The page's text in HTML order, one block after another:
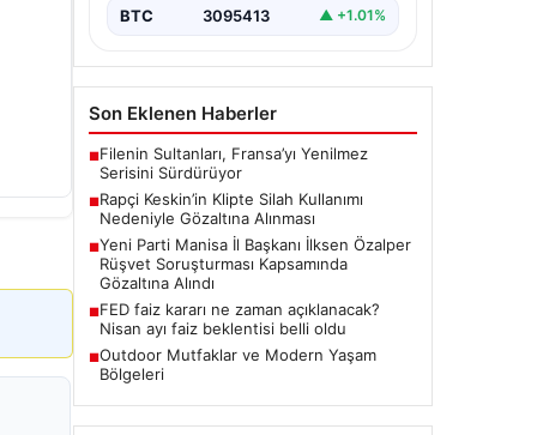
BTC 3095413 ▲ +1.01%
Son Eklenen Haberler
■Filenin Sultanları, Fransa’yı Yenilmez
Serisini Sürdürüyor
■Rapçi Keskin’in Klipte Silah Kullanımı
Nedeniyle Gözaltına Alınması
■Yeni Parti Manisa İl Başkanı İlksen Özalper
Rüşvet Soruşturması Kapsamında
Gözaltına Alındı
■FED faiz kararı ne zaman açıklanacak?
Nisan ayı faiz beklentisi belli oldu
■Outdoor Mutfaklar ve Modern Yaşam
Bölgeleri